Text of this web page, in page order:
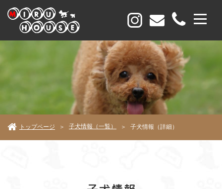
トップページ ＞ 子犬情報（一覧） ＞ 子犬情報（詳細）